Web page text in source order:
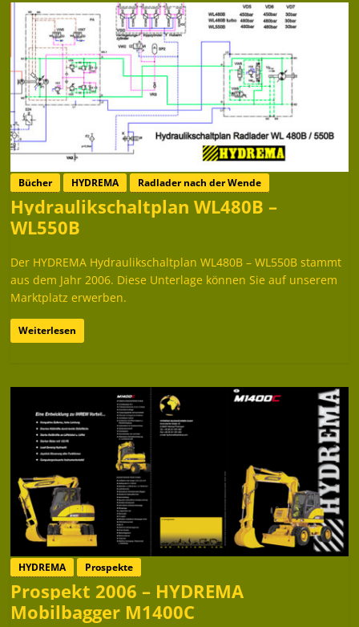
Bücher HYDREMA Radlader nach der Wende
Hydraulikschaltplan WL480B –
WL550B
Der HYDREMA Hydraulikschaltplan WL480B – WL550B stammt
aus dem Jahr 2006. Diese Unterlage können Sie auf unserem
Marktplatz erwerben.
Weiterlesen
HYDREMA Prospekte
Prospekt 2006 – HYDREMA
Mobilbagger M1400C